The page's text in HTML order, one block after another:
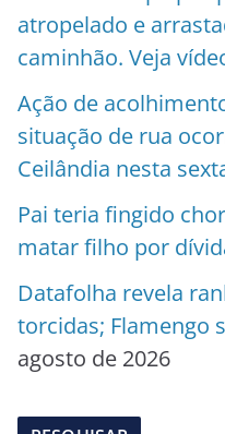
atropelado e
caminhão. Veja
Ação de
situação de rua
Ceilândia nesta
Pai teria fingido
matar filho por
Datafolha revela
torcidas; Flamengo
agosto de 2026